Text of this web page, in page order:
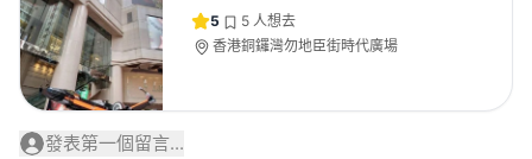
5 5 人想去
香港銅鑼灣勿地臣街時代廣場
發表第一個留言...